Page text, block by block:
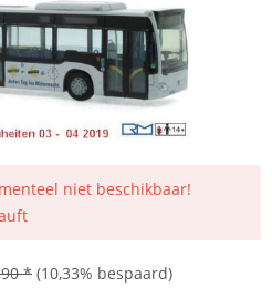
niet beschikbaar!
* (10,33% bespaard)